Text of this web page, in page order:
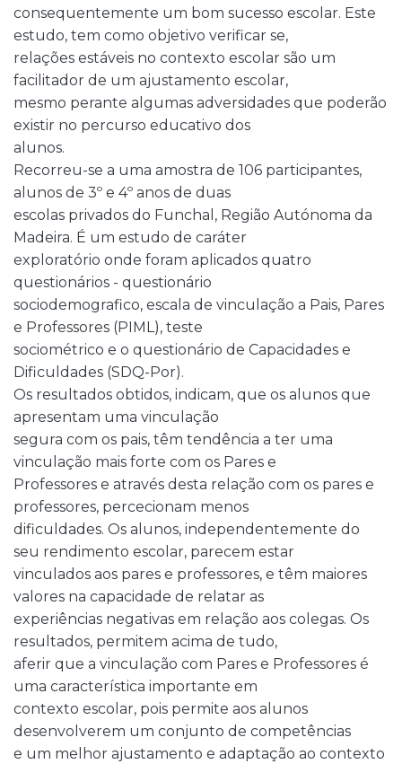
consequentemente um bom sucesso escolar. Este
estudo, tem como objetivo verificar se,
relações estáveis no contexto escolar são um
facilitador de um ajustamento escolar,
mesmo perante algumas adversidades que poderão
existir no percurso educativo dos
alunos.
Recorreu-se a uma amostra de 106 participantes,
alunos de 3º e 4º anos de duas
escolas privados do Funchal, Região Autónoma da
Madeira. É um estudo de caráter
exploratório onde foram aplicados quatro
questionários - questionário
sociodemografico, escala de vinculação a Pais, Pares
e Professores (PIML), teste
sociométrico e o questionário de Capacidades e
Dificuldades (SDQ-Por).
Os resultados obtidos, indicam, que os alunos que
apresentam uma vinculação
segura com os pais, têm tendência a ter uma
vinculação mais forte com os Pares e
Professores e através desta relação com os pares e
professores, percecionam menos
dificuldades. Os alunos, independentemente do
seu rendimento escolar, parecem estar
vinculados aos pares e professores, e têm maiores
valores na capacidade de relatar as
experiências negativas em relação aos colegas. Os
resultados, permitem acima de tudo,
aferir que a vinculação com Pares e Professores é
uma característica importante em
contexto escolar, pois permite aos alunos
desenvolverem um conjunto de competências
e um melhor ajustamento e adaptação ao contexto